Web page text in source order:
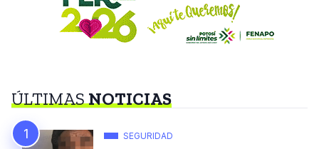
ÚLTIMASNOTICIAS
SEGURIDAD